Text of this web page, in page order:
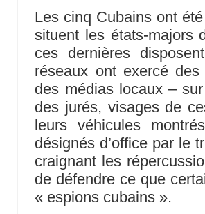
Les cinq Cubains ont
situent les états-majors
ces dernières
réseaux ont exercé
des médias locaux –
des jurés, visages de
leurs véhicules
désignés d’office par le
craignant les
de défendre ce que
« espions cubains ».